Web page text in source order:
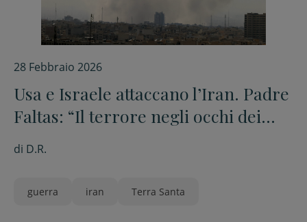
28 Febbraio 2026
Usa e Israele attaccano l’Iran. Padre
Faltas: “Il terrore negli occhi dei
bambini”
di D.R.
guerra iran Terra Santa